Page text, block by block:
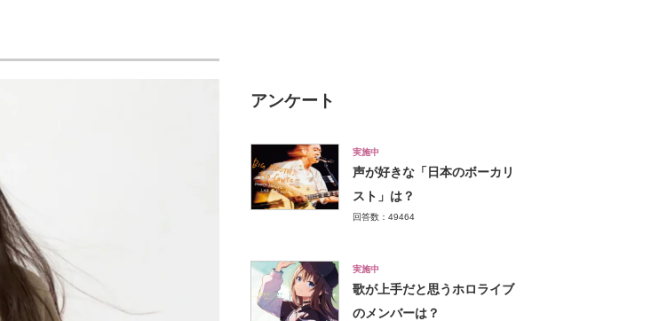
アンケート
実施中
声が好きな「日本のボーカリ
スト」は？
回答数：49464
実施中
歌が上手だと思うホロライブ
のメンバーは？